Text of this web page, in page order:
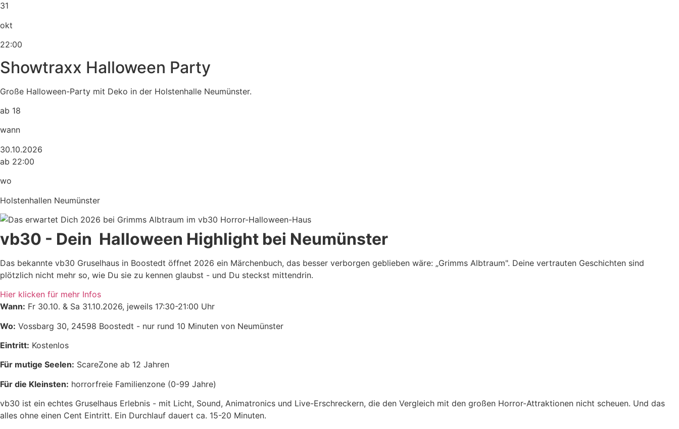
31
okt
22:00
Showtraxx Halloween Party
Große Halloween-Party mit Deko in der Holstenhalle Neumünster.
ab 18
wann
30.10.2026
ab 22:00
wo
Holstenhallen Neumünster
vb30 - Dein Halloween Highlight bei Neumünster
Das bekannte vb30 Gruselhaus in Boostedt öffnet 2026 ein Märchenbuch, das besser verborgen geblieben wäre: „Grimms Albtraum". Deine vertrauten Geschichten sind
plötzlich nicht mehr so, wie Du sie zu kennen glaubst - und Du steckst mittendrin.
Hier klicken für mehr Infos
Wann: Fr 30.10. & Sa 31.10.2026, jeweils 17:30-21:00 Uhr
Wo: Vossbarg 30, 24598 Boostedt - nur rund 10 Minuten von Neumünster
Eintritt: Kostenlos
Für mutige Seelen: ScareZone ab 12 Jahren
Für die Kleinsten: horrorfreie Familienzone (0-99 Jahre)
vb30 ist ein echtes Gruselhaus Erlebnis - mit Licht, Sound, Animatronics und Live-Erschreckern, die den Vergleich mit den großen Horror-Attraktionen nicht scheuen. Und das
alles ohne einen Cent Eintritt. Ein Durchlauf dauert ca. 15-20 Minuten.